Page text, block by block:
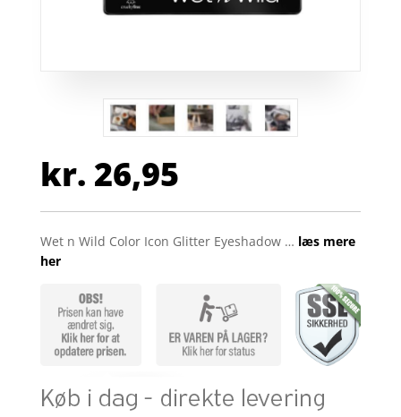
kr. 26,95
Wet n Wild Color Icon Glitter Eyeshadow … læs mere
her